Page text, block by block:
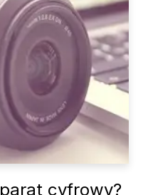
cyfrowy?